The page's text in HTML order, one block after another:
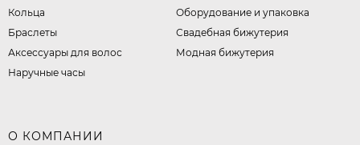
Кольца
Браслеты
Аксессуары для волос
Наручные часы
Оборудование и упаковка
Свадебная бижутерия
Модная бижутерия
О КОМПАНИИ